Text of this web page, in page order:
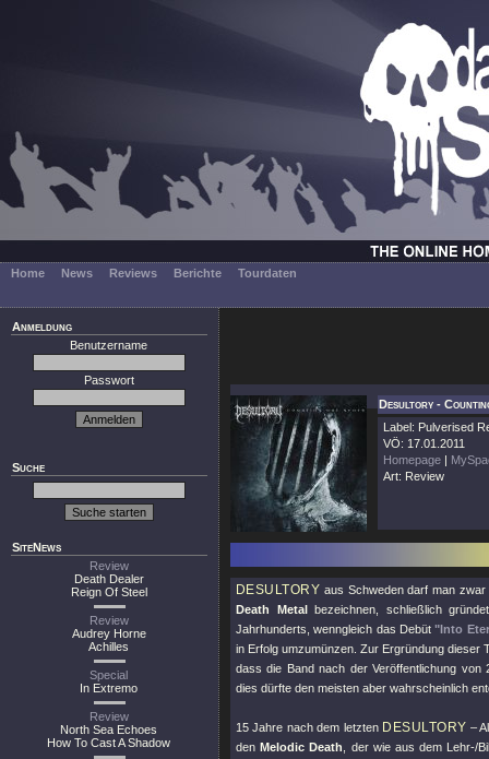
Home News Reviews Berichte Tourdaten
Anmeldung
Benutzername
Passwort
Suche
SiteNews
Review
Death Dealer
Reign Of Steel
Review
Audrey Horne
Achilles
Special
In Extremo
Review
North Sea Echoes
How To Cast A Shadow
Desultory -
Label: Pulverised
VÖ: 17.01.2011
Homepage |
Art: Review
DESULTORY aus Schweden darf man
Death Metalbezeichnen, schließlich
Jahrhunderts, wenngleich das Debüt"Into
in Erfolg umzumünzen. Zur Ergründung dieser
dass die Band nach der Veröffentlichung von
dies dürfte den meisten aber wahrscheinlich
15 Jahre nach dem letzten DESULTORY –
denMelodic Death
, der wie aus dem Lehr-/